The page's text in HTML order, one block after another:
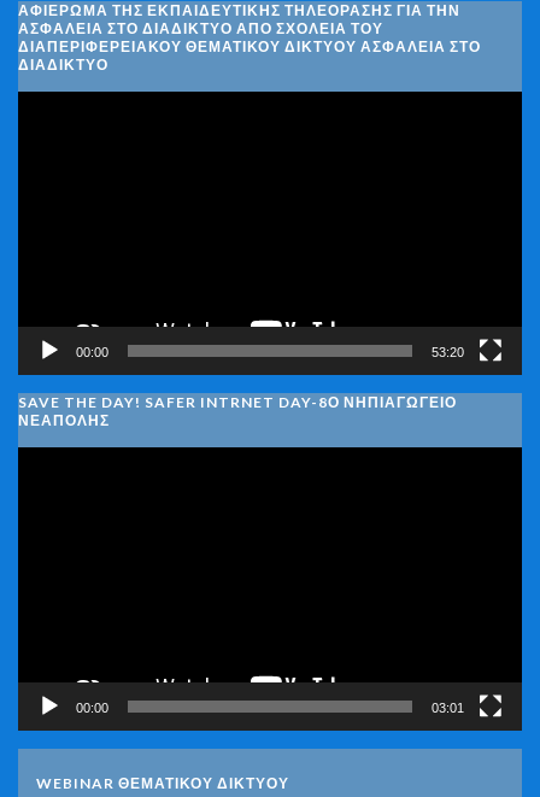
ΑΦΙΈΡΩΜΑ ΤΗΣ ΕΚΠΑΙΔΕΥΤΙΚΉΣ ΤΗΛΕΌΡΑΣΗΣ ΓΙΑ ΤΗΝ
ΑΣΦΆΛΕΙΑ ΣΤΟ ΔΙΑΔΊΚΤΥΟ ΑΠΌ ΣΧΟΛΕΊΑ ΤΟΥ
ΔΙΑΠΕΡΙΦΕΡΕΙΑΚΟΎ ΘΕΜΑΤΙΚΟΎ ΔΙΚΤΎΟΥ ΑΣΦΆΛΕΙΑ ΣΤΟ
ΔΙΑΔΊΚΤΥΟ
00:00 53:20
SAVE THE DAY! SAFER INTRNET DAY-8Ο ΝΗΠΙΑΓΩΓΕΙΟ
ΝΕΑΠΟΛΗΣ
00:00 03:01
WEBINAR ΘΕΜΑΤΙΚΟΥ ΔΙΚΤΥΟΥ